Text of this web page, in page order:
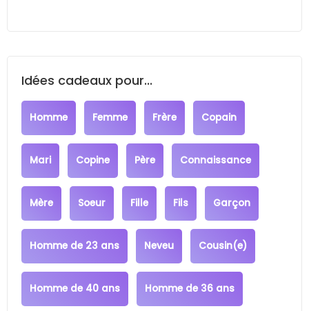
Idées cadeaux pour...
Homme Femme Frère Copain
Mari Copine Père Connaissance
Mère Soeur Fille Fils Garçon
Homme de 23 ans Neveu Cousin(e)
Homme de 40 ans Homme de 36 ans